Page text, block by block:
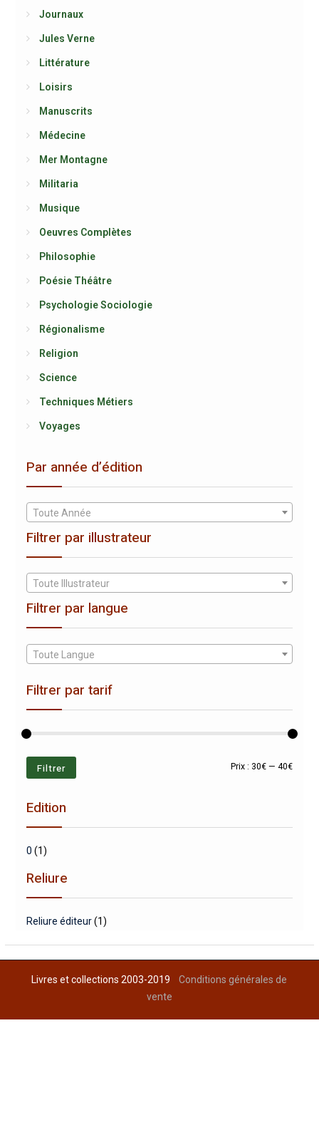
Journaux
Jules Verne
Littérature
Loisirs
Manuscrits
Médecine
Mer Montagne
Militaria
Musique
Oeuvres Complètes
Philosophie
Poésie Théâtre
Psychologie Sociologie
Régionalisme
Religion
Science
Techniques Métiers
Voyages
Par année d’édition
Toute Année
Filtrer par illustrateur
Toute Illustrateur
Filtrer par langue
Toute Langue
Filtrer par tarif
Prix
Prix
Filtrer Prix : 30€ —40€
Edition
0 (1)
Reliure
Reliure éditeur (1)
Livres et collections 2003-2019Conditions générales de
vente